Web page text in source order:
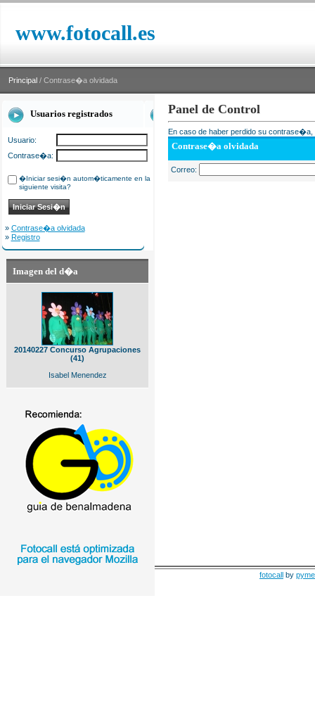
www.fotocall.es
Principal / Contrase�a olvidada
Usuarios registrados
Usuario:
Contrase�a:
�Iniciar sesi�n autom�ticamente en la
siguiente visita?
» Contrase�a olvidada
» Registro
Imagen del d�a
20140227 Concurso Agrupaciones
(41)
Isabel Menendez
Panel de Control
En caso de haber perdido su
Contrase�a olvidada
Correo:
fotocall by